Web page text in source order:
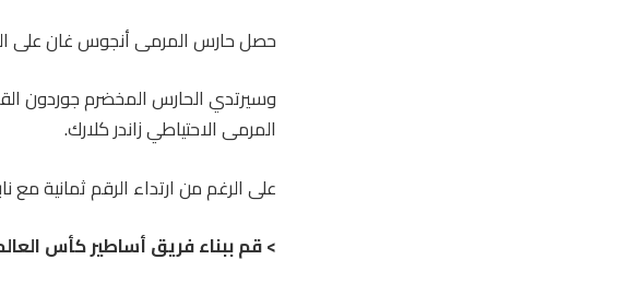
حصل حارس المرمى أنجوس غان على
المرمى الاحتياطي زاندر كلارك.
على الرغم من ارتداء الرقم ثمانية
> قم ببناء فريق أساطير كأس